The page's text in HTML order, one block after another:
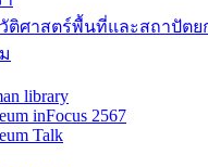
ติศาสตร์พื้นที่และสถาปัตย
library
inFocus 2567
Talk